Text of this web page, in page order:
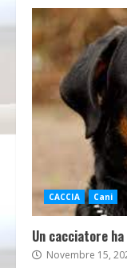
CACCIA Cani
Un cacciatore
Novembre 15,